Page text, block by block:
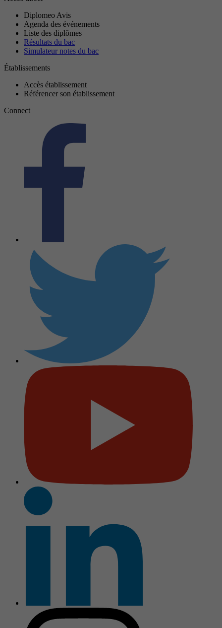
Diplomeo Avis
Agenda des événements
Liste des diplômes
Résultats du bac
Simulateur notes du bac
Établissements
Accès établissement
Référencer son établissement
Connect